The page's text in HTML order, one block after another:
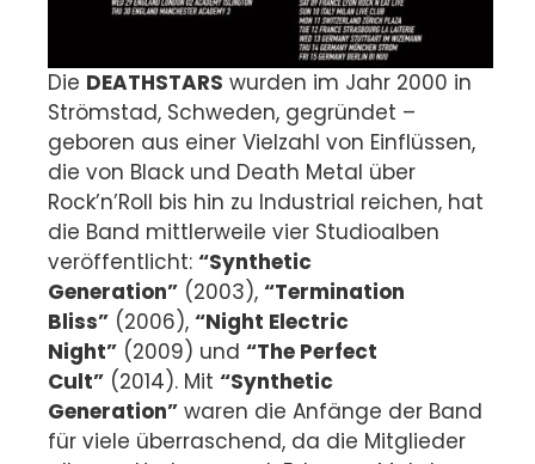
Die DEATHSTARS wurden im Jahr 2000 in
Strömstad, Schweden, gegründet –
geboren aus einer Vielzahl von Einflüssen,
die von Black und Death Metal über
Rock’n’Roll bis hin zu Industrial reichen, hat
die Band mittlerweile vier Studioalben
veröffentlicht: “Synthetic
Generation” (2003), “Termination
Bliss” (2006), “Night Electric
Night” (2009) und “The Perfect
Cult” (2014). Mit “Synthetic
Generation” waren die Anfänge der Band
für viele überraschend, da die Mitglieder